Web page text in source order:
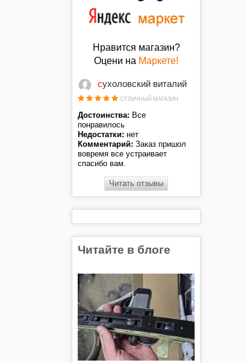
Нравится магазин?
Оцени на Маркете!
сухоловский виталий
ОТЛИЧНЫЙ МАГАЗИН
Достоинства: Все
понравилось
Недостатки: нет
Комментарий: Заказ пришол
вовремя все устраивает
спасибо вам.
Читать отзывы
Читайте в блоге